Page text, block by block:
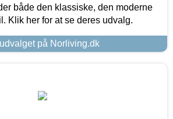
både den klassiske, den moderne
Klik her for at se deres udvalg.
på Norliving.dk